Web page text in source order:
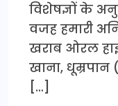
विशेषज्ञों के
वजह हमारी
खराब ओरल
खाना,
[…]